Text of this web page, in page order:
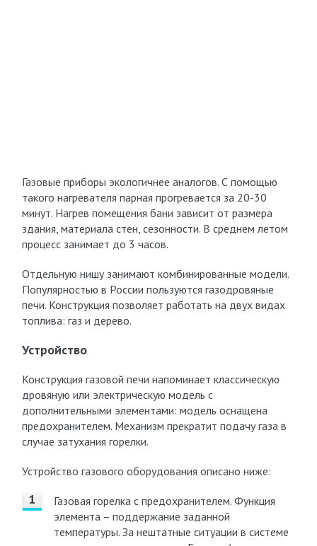
Газовые приборы экологичнее аналогов. С помощью
такого нагревателя парная прогревается за 20-30
минут. Нагрев помещения бани зависит от размера
здания, материала стен, сезонности. В среднем летом
процесс занимает до 3 часов.
Отдельную нишу занимают комбинированные модели.
Популярностью в России пользуются газодровяные
печи. Конструкция позволяет работать на двух видах
топлива: газ и дерево.
Устройство
Конструкция газовой печи напоминает классическую
дровяную или электрическую модель с
дополнительными элементами: модель оснащена
предохранителем. Механизм прекратит подачу газа в
случае затухания горелки.
Устройство газового оборудования описано ниже:
Газовая горелка с предохранителем. Функция
элемента – поддержание заданной
температуры. За нештатные ситуации в системе